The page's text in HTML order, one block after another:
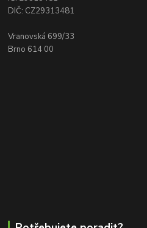
DIČ: CZ29313481
Vranovská 699/33
Brno 614 00